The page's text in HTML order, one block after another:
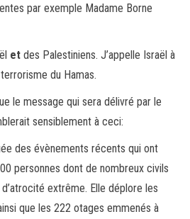
n
par exemple Madame Borne
et des Palestiniens. J’appelle Israël à
du Hamas.
le message qui sera délivré par le
sensiblement à ceci:
des évènements récents qui ont
personnes dont de nombreux civils
extrême. Elle déplore les
que les 222 otages emmenés à